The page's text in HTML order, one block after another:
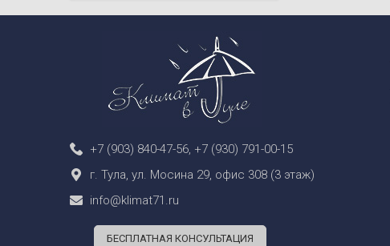
+7 (903) 840-47-56, +7 (930) 791-00-15
г. Тула, ул. Мосина 29, офис 308 (3 этаж)
info@klimat71.ru
БЕСПЛАТНАЯ КОНСУЛЬТАЦИЯ